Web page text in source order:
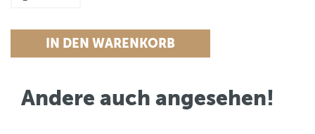
Andere auch angesehen!